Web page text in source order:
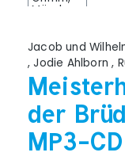
Jacob und
,Jodie Ahlborn,
der
MP3-CD